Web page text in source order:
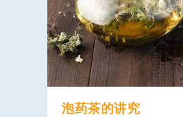
泡药茶的讲究